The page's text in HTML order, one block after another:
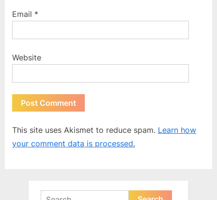
Email *
Website
This site uses Akismet to reduce spam. Learn how
your comment data is processed.
Search